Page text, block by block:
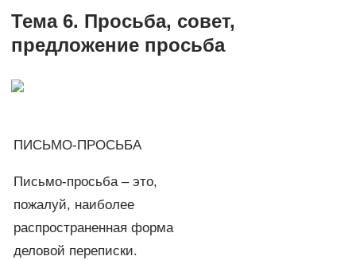
Тема 6. Просьба, совет,
предложение просьба
ПИСЬМО-ПРОСЬБА
Письмо-просьба – это,
пожалуй, наиболее
распространенная форма
деловой переписки.